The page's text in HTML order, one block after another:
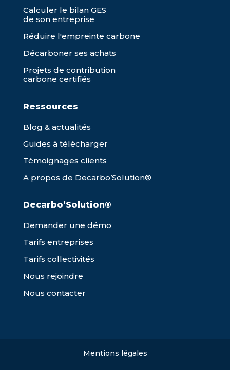
Calculer le bilan GES
de son entreprise
Réduire l'empreinte carbone
Décarboner ses achats
Projets de contribution
carbone certifiés
Ressources
Blog & actualités
Guides à télécharger
Témoignages clients
A propos de Decarbo’Solution®
Decarbo’Solution®
Demander une démo
Tarifs entreprises
Tarifs collectivités
Nous rejoindre
Nous contacter
Mentions légales